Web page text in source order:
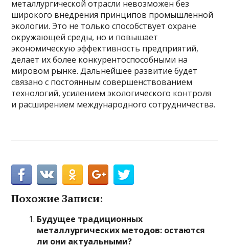
металлургической отрасли невозможен без
широкого внедрения принципов промышленной
экологии. Это не только способствует охране
окружающей среды, но и повышает
экономическую эффективность предприятий,
делает их более конкурентоспособными на
мировом рынке. Дальнейшее развитие будет
связано с постоянным совершенствованием
технологий, усилением экологического контроля
и расширением международного сотрудничества.
Похожие Записи:
Будущее традиционных
металлургических методов: остаются
ли они актуальными?